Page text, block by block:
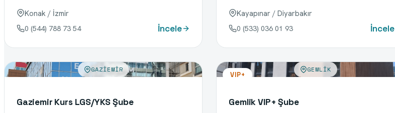
Konak / İzmir
0 (544) 788 73 54 İncele
Kayapınar / Diyarbakır
0 (533) 036 01 93 İncele
GAZIEMIR
Gaziemir Kurs LGS/YKS Şube
VIP+
GEMLIK
Gemlik VIP+ Şube